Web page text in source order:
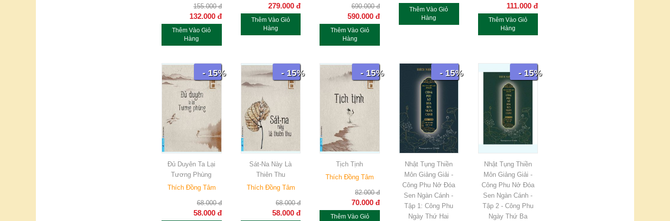
155.000 đ
132.000 đ
Thêm Vào Giỏ
Hàng
279.000 đ
Thêm Vào Giỏ
Hàng
690.000 đ
590.000 đ
Thêm Vào Giỏ
Hàng
Thêm Vào Giỏ
Hàng
111.000 đ
Thêm Vào Giỏ
Hàng
- 15%
Đủ Duyên Ta Lại
Tương Phùng
Thích Đồng Tâm
68.000 đ
58.000 đ
- 15%
Sát-Na Này Là
Thiên Thu
Thích Đồng Tâm
68.000 đ
58.000 đ
- 15%
Tịch Tịnh
Thích Đồng Tâm
82.000 đ
70.000 đ
Thêm Vào Giỏ
- 15%
Nhật Tụng Thiền
Môn Giảng Giải -
Công Phu Nở Đóa
Sen Ngàn Cánh -
Tập 1: Công Phu
Ngày Thứ Hai
- 15%
Nhật Tụng Thiền
Môn Giảng Giải -
Công Phu Nở Đóa
Sen Ngàn Cánh -
Tập 2 - Công Phu
Ngày Thứ Ba